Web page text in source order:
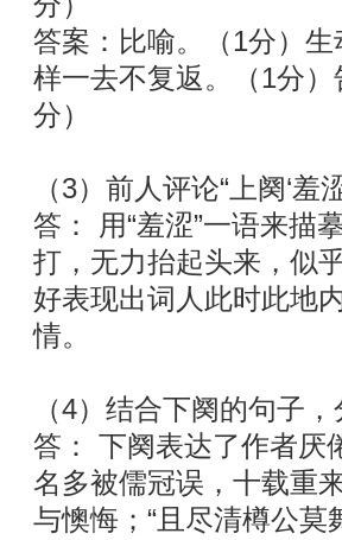
答案：比喻。（1分）生
样一去不复返。（1分
分）
（3）前人评论“上阕‘
答： 用“羞涩”一语来描
打，无力抬起头来，似
好表现出词人此时此地
情。
（4）结合下阕的句子
答： 下阕表达了作者厌
名多被儒冠误，十载重
与懊悔；“且尽清樽公莫